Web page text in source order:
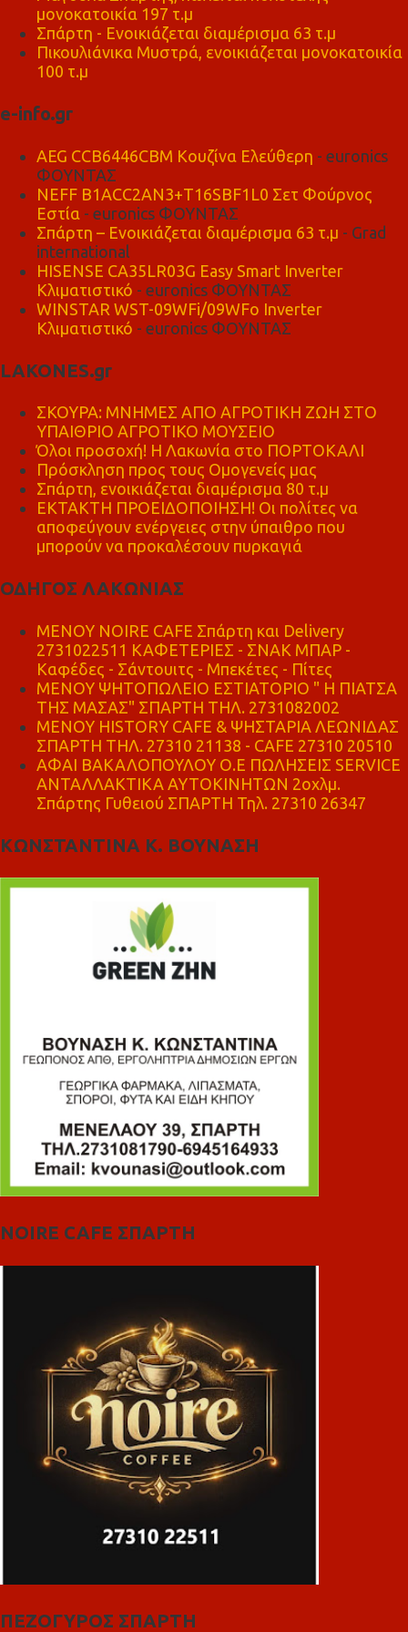
μονοκατοικία 197 τ.μ
Σπάρτη - Ενοικιάζεται διαμέρισμα 63 τ.μ
Πικουλιάνικα Μυστρά, ενοικιάζεται μονοκατοικία
100 τ.μ
e-info.gr
AEG CCB6446CBM Κουζίνα Ελεύθερη - euronics
ΦΟΥΝΤΑΣ
NEFF B1ACC2AN3+T16SBF1L0 Σετ Φούρνος
Εστία - euronics ΦΟΥΝΤΑΣ
Σπάρτη – Ενοικιάζεται διαμέρισμα 63 τ.μ - Grad
international
HISENSE CA35LR03G Easy Smart Inverter
Κλιματιστικό - euronics ΦΟΥΝΤΑΣ
WINSTAR WST-09WFi/09WFo Inverter
Κλιματιστικό - euronics ΦΟΥΝΤΑΣ
LAKONES.gr
ΣΚΟΥΡΑ: ΜΝΗΜΕΣ ΑΠΟ ΑΓΡΟΤΙΚΗ ΖΩΗ ΣΤΟ
ΥΠΑΙΘΡΙΟ ΑΓΡΟΤΙΚΟ ΜΟΥΣΕΙΟ
Όλοι προσοχή! Η Λακωνία στο ΠΟΡΤΟΚΑΛΙ
Πρόσκληση προς τους Ομογενείς μας
Σπάρτη, ενοικιάζεται διαμέρισμα 80 τ.μ
ΕΚΤΑΚΤΗ ΠΡΟΕΙΔΟΠΟΙΗΣΗ! Οι πολίτες να
αποφεύγουν ενέργειες στην ύπαιθρο που
μπορούν να προκαλέσουν πυρκαγιά
ΟΔΗΓΟΣ ΛΑΚΩΝΙΑΣ
MENOY NOIRE CAFE Σπάρτη και Delivery
2731022511 ΚΑΦΕΤΕΡΙΕΣ - ΣΝΑΚ ΜΠΑΡ -
Καφέδες - Σάντουιτς - Μπεκέτες - Πίτες
ΜΕΝΟΥ ΨΗΤΟΠΩΛΕΙΟ ΕΣΤΙΑΤΟΡΙΟ " Η ΠΙΑΤΣΑ
ΤΗΣ ΜΑΣΑΣ" ΣΠΑΡΤΗ ΤΗΛ. 2731082002
ΜΕΝΟΥ HISTORY CAFE & ΨΗΣΤΑΡΙΑ ΛΕΩΝΙΔΑΣ
ΣΠΑΡΤΗ ΤΗΛ. 27310 21138 - CAFE 27310 20510
ΑΦΑΙ ΒΑΚΑΛΟΠΟΥΛΟΥ Ο.Ε ΠΩΛΗΣΕΙΣ SERVICE
ΑΝΤΑΛΛΑΚΤΙΚΑ ΑΥΤΟΚΙΝΗΤΩΝ 2οχλμ.
Σπάρτης Γυθειού ΣΠΑΡΤΗ Τηλ. 27310 26347
ΚΩΝΣΤΑΝΤΙΝΑ Κ. ΒΟΥΝΑΣΗ
NOIRE CAFE ΣΠΑΡΤΗ
ΠΕΖΟΓΥΡΟΣ ΣΠΑΡΤΗ